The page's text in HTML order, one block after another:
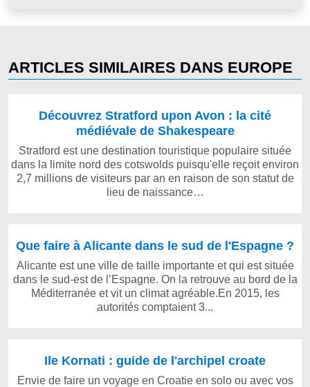
ARTICLES SIMILAIRES DANS EUROPE
Découvrez Stratford upon Avon : la cité
médiévale de Shakespeare
Stratford est une destination touristique populaire située
dans la limite nord des cotswolds puisqu'elle reçoit environ
2,7 millions de visiteurs par an en raison de son statut de
lieu de naissance…
Que faire à Alicante dans le sud de l'Espagne ?
Alicante est une ville de taille importante et qui est située
dans le sud-est de l’Espagne. On la retrouve au bord de la
Méditerranée et vit un climat agréable.En 2015, les
autorités comptaient 3...
Ile Kornati : guide de l'archipel croate
Envie de faire un voyage en Croatie en solo ou avec vos